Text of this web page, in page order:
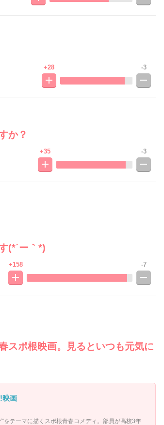
+28 -3
か？
+35 -3
(*´ー｀*)
+158 -7
スポ根映画。見るといつも元気に
映画
をテーマに描くスポ根青春コメディ。部員が高校3年